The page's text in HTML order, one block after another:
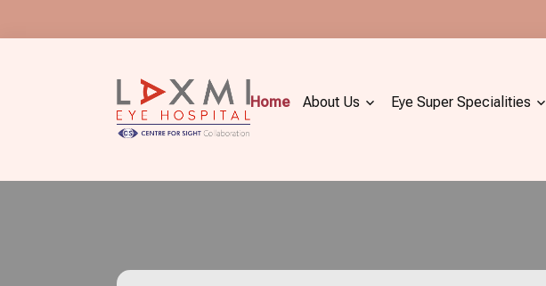
Home About Us Eye Super Specialities